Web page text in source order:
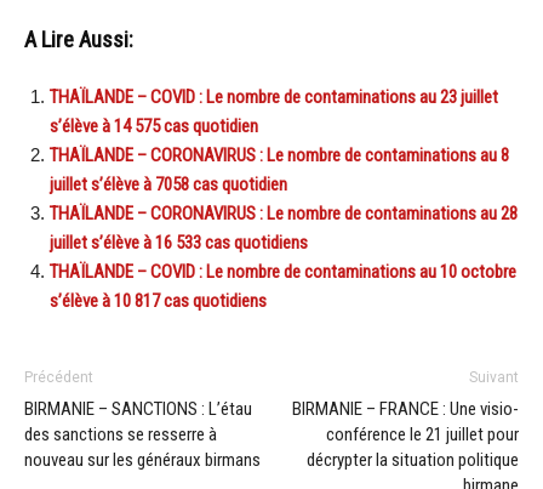
A Lire Aussi:
THAÏLANDE – COVID : Le nombre de contaminations au 23 juillet
s’élève à 14 575 cas quotidien
THAÏLANDE – CORONAVIRUS : Le nombre de contaminations au 8
juillet s’élève à 7058 cas quotidien
THAÏLANDE – CORONAVIRUS : Le nombre de contaminations au 28
juillet s’élève à 16 533 cas quotidiens
THAÏLANDE – COVID : Le nombre de contaminations au 10 octobre
s’élève à 10 817 cas quotidiens
Précédent
BIRMANIE – SANCTIONS : L’étau
des sanctions se resserre à
nouveau sur les généraux birmans
Suivant
BIRMANIE – FRANCE : Une visio-
conférence le 21 juillet pour
décrypter la situation politique